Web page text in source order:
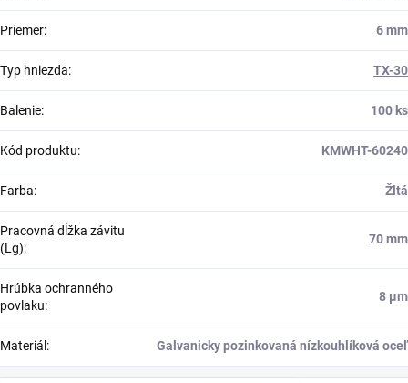
Priemer: 6 mm
Typ hniezda: TX-30
Balenie: 100 ks
Kód produktu: KMWHT-60240
Farba: Žltá
Pracovná dĺžka závitu
(Lg):
70 mm
Hrúbka ochranného
povlaku:
8 μm
Materiál: Galvanicky pozinkovaná nízkouhlíková oceľ